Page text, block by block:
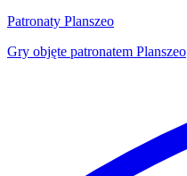
Patronaty Planszeo
Gry objęte patronatem Planszeo